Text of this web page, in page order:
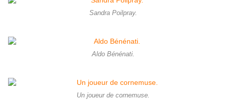
Sandra Poilpray.
Aldo Bénénati.
Un joueur de cornemuse.